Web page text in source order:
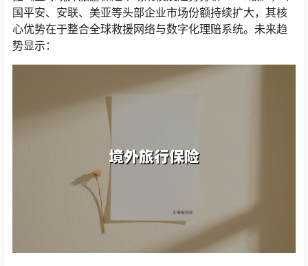
国平安、安联、美亚等头部企业市场份额持续扩大，其核
心优势在于整合全球救援网络与数字化理赔系统。未来趋
势显示：